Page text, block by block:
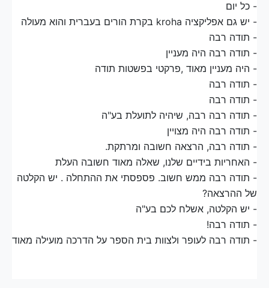
- כל יום
- יש גם אפליקציה kroha בקרת הורים בעברית והוא מעולה
- תודה רבה
- תודה רבה היה מעניין
- היה מעניין מאוד ,פרקטי בפשטות תודה
- תודה רבה
- תודה רבה
- תודה רבה רבה, שיהיה לתועלת בע"ה
- תודה רבה היה מצויין
- תודה רבה, הרצאה חשובה ומרתקת.
- האחריות בידיים שלנו, שאלה מאוד חשובה העלת
- תודה רבה ממש חשוב. פספסתי את ההתחלה . יש הקלטה
של ההרצאה?
- יש הקלטה, אשלח לכם בע"ה
- תודה רבה!
- תודה רבה לעופר ולצוות בית הספר על הדרכה מועילה מאוד